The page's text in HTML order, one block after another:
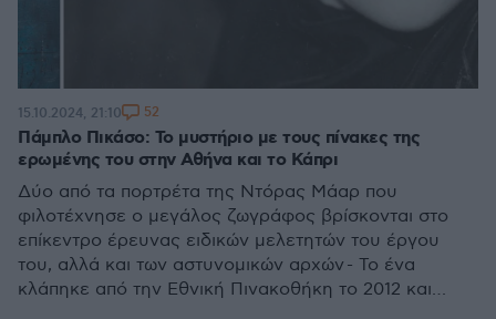
Πάμπλο Πικάσο: Το μυστήριο με τους πίνακες της
ερωμένης του στην Αθήνα και το Κάπρι
Δύο από τα πορτρέτα της Ντόρας Μάαρ που
φιλοτέχνησε ο μεγάλος ζωγράφος βρίσκονται στο
επίκεντρο έρευνας ειδικών μελετητών του έργου
του, αλλά και των αστυνομικών αρχών - Το ένα
κλάπηκε από την Εθνική Πινακοθήκη το 2012 και
15.10.2024, 21:10 52